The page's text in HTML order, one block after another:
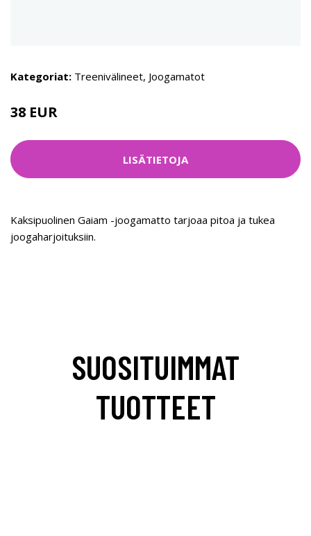
Kategoriat: Treenivälineet, Joogamatot
38 EUR
LISÄTIETOJA
Kaksipuolinen Gaiam -joogamatto tarjoaa pitoa ja tukea
joogaharjoituksiin.
SUOSITUIMMAT
TUOTTEET